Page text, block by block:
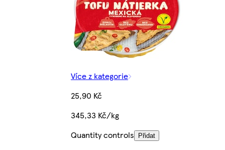
Více z kategorie
25,90 Kč
345,33 Kč/kg
Quantity controls
Přidat